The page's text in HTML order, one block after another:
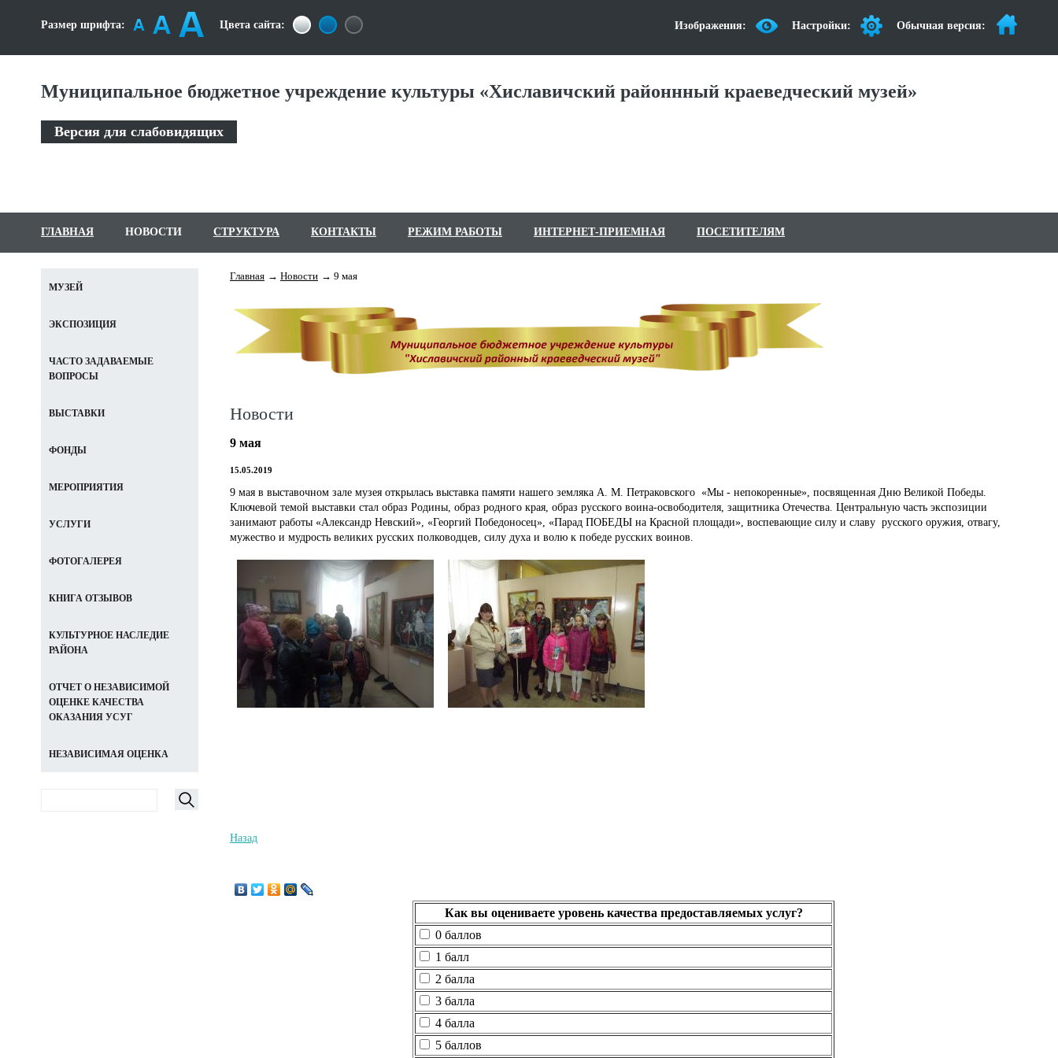
Размер шрифта: Цвета сайта: Изображения: Настройки: Обычная версия:
Муниципальное бюджетное учреждение культуры «Хиславичский районнный краеведческий музей»
Версия для слабовидящих
ГЛАВНАЯ НОВОСТИ СТРУКТУРА КОНТАКТЫ РЕЖИМ РАБОТЫ ИНТЕРНЕТ-ПРИЕМНАЯ ПОСЕТИТЕЛЯМ
Главная Новости 9 мая
Новости
9 мая
15.05.2019
9 мая в выставочном зале музея открылась выставка памяти нашего земляка А. М. Петраковского «Мы - непокоренные», посвященная Дню Великой Победы.
Ключевой темой выставки стал образ Родины, образ родного края, образ русского воина-освободителя, защитника Отечества. Центральную часть экспозиции
занимают работы «Александр Невский», «Георгий Победоносец», «Парад ПОБЕДЫ на Красной площади», воспевающие силу и славу русского оружия, отвагу,
мужество и мудрость великих русских полководцев, силу духа и волю к победе русских воинов.
Назад
Как вы оцениваете уровень качества предоставляемых услуг?
0 баллов
1 балл
2 балла
3 балла
4 балла
5 баллов
МУЗЕЙ
ЭКСПОЗИЦИЯ
ЧАСТО ЗАДАВАЕМЫЕ
ВОПРОСЫ
ВЫСТАВКИ
ФОНДЫ
МЕРОПРИЯТИЯ
УСЛУГИ
ФОТОГАЛЕРЕЯ
КНИГА ОТЗЫВОВ
КУЛЬТУРНОЕ НАСЛЕДИЕ
РАЙОНА
ОТЧЕТ О НЕЗАВИСИМОЙ
ОЦЕНКЕ КАЧЕСТВА
ОКАЗАНИЯ УСУГ
НЕЗАВИСИМАЯ ОЦЕНКА